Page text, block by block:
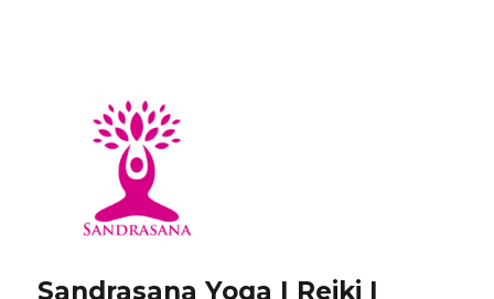
Sandrasana Yoga | Reiki |